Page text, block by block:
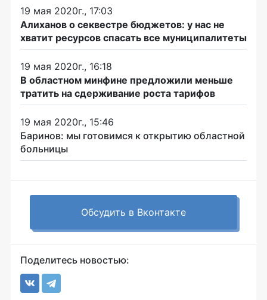
19 мая 2020г., 17:03
Алиханов о секвестре бюджетов: у нас не
хватит ресурсов спасать все муниципалитеты
19 мая 2020г., 16:18
В областном минфине предложили меньше
тратить на сдерживание роста тарифов
19 мая 2020г., 15:46
Баринов: мы готовимся к открытию областной
больницы
Обсудить в Вконтакте
Поделитесь новостью: